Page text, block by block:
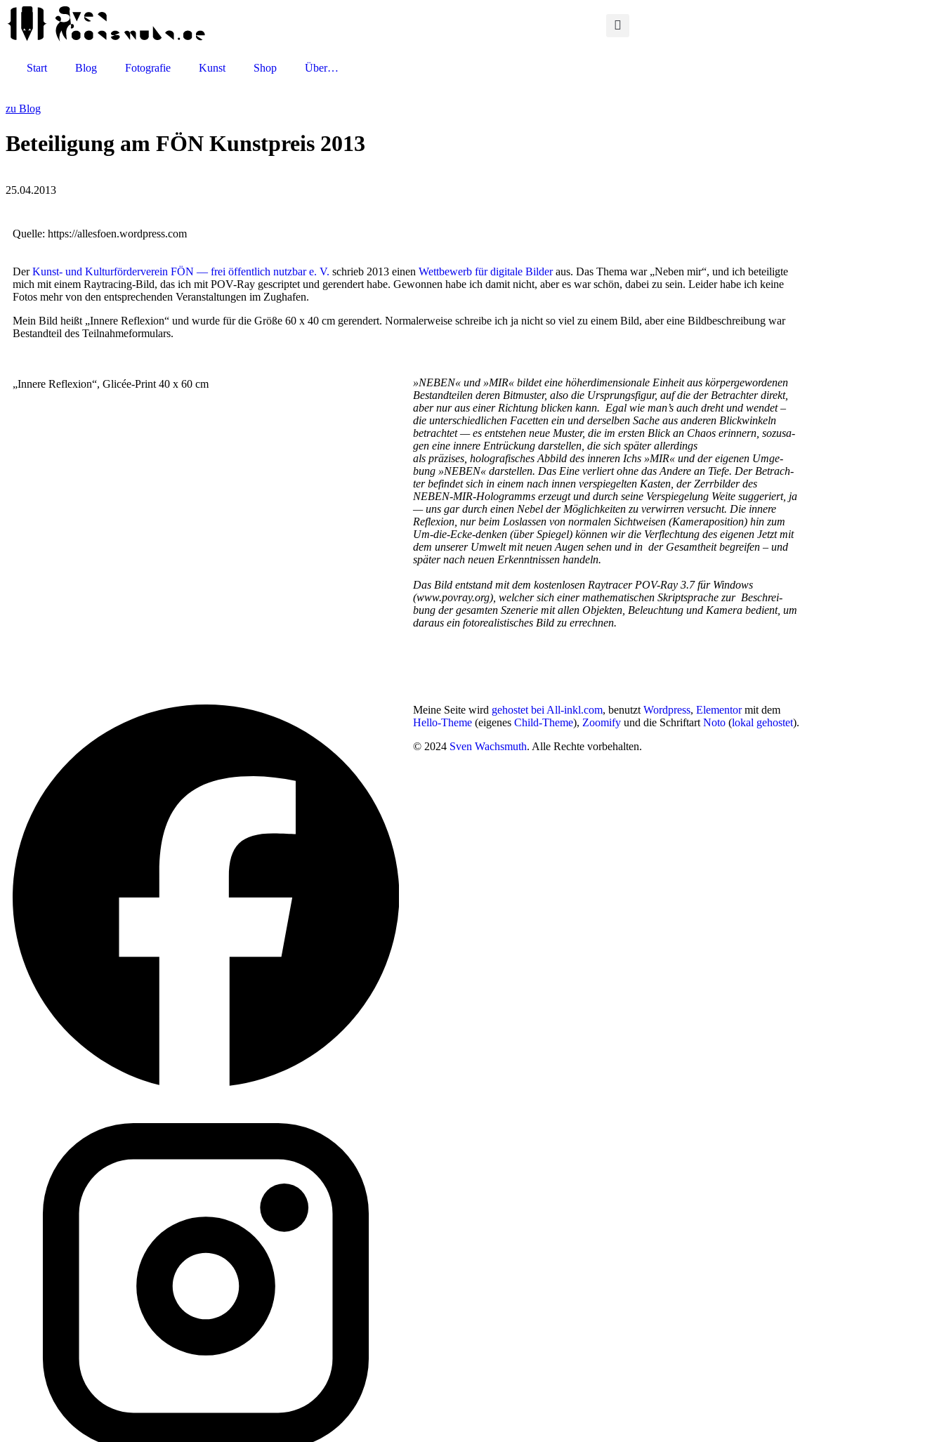
Start Blog Fotografie Kunst Shop Über…
zu Blog
Beteiligung am FÖN Kunstpreis 2013
25.04.2013
Quel­le: https://allesfoen.wordpress.com
DerKunst- und Kul­tur­för­der­ver­ein FÖN — frei öffent­lich nutz­bar e. V. schrieb 2013 einen Wett­be­werb für digi­ta­le Bil­deraus. Das The­ma war „Neben mir“, und ich betei­lig­te
mich mit einem Raytracing-Bild, das ich mit POV-Ray gescrip­tet und ger­en­dert habe. Gewon­nen habe ich damit nicht, aber es war schön, dabei zu sein. Lei­der habe ich kei­ne
Fotos mehr von den ent­spre­chen­den Ver­an­stal­tun­gen im Zughafen.
Mein Bild heißt „Inne­re Refle­xi­on“ und wur­de für die Grö­ße 60 x 40 cm ger­en­dert. Nor­ma­ler­wei­se schrei­be ich ja nicht so viel zu einem Bild, aber eine Bild­be­schrei­bung war
Bestand­teil des Teilnahmeformulars.
„Inne­re Refle­xi­on“, Glicée-Print 40 x 60 cm »NEBEN« und »MIR« bil­det eine höher­di­men­sio­na­le Ein­heit aus kör­per­ge­wor­de­nen
Bestand­tei­len deren Bit­mus­ter, also die Ursprungs­fi­gur, auf die der Betrach­ter direkt,
aber nur aus einer Rich­tung bli­cken kann. Egal wie man’s auch dreht und wen­det –
die unter­schied­li­chen Facet­ten ein und der­sel­ben Sache aus ande­ren Blick­win­keln
betrach­tet — es ent­ste­hen neue Mus­ter, die im ers­ten Blick an Cha­os erin­nern, sozu­sa­
gen eine inne­re Ent­rü­ckung dar­stel­len, die sich spä­ter aller­dings
als prä­zi­ses, holo­gra­fi­sches Abbild des inne­ren Ichs »MIR« und der eige­nen Umge­
bung »NEBEN« dar­stel­len. Das Eine ver­liert ohne das Ande­re an Tie­fe. Der Betrach­
ter befin­det sich in einem nach innen ver­spie­gel­ten Kas­ten, der Zerr­bil­der des
NEBEN-MIR-Hologramms erzeugt und durch sei­ne Ver­spie­ge­lung Wei­te sug­ge­riert, ja
— uns gar durch einen Nebel der Mög­lich­kei­ten zu ver­wir­ren ver­sucht. Die inne­re
Refle­xi­on, nur beim Los­las­sen von nor­ma­len Sicht­wei­sen (Kame­ra­po­si­ti­on) hin zum
Um-die-Ecke-denken (über Spie­gel) kön­nen wir die Ver­flech­tung des eige­nen Jetzt mit
dem unse­rer Umwelt mit neu­en Augen sehen und in der Gesamt­heit begrei­fen – und
spä­ter nach neu­en Erkennt­nis­sen han­deln.
Das Bild ent­stand mit dem kos­ten­lo­sen Ray­tra­cer POV-Ray 3.7 für Win­dows
(www.povray.org), wel­cher sich einer mathe­ma­ti­schen Skript­spra­che zur Beschrei­
bung der gesam­ten Sze­ne­rie mit allen Objek­ten, Beleuch­tung und Kame­ra bedient, um
dar­aus ein foto­rea­lis­ti­sches Bild zu errechnen.
Meine Seite wird gehostet bei All-inkl.com, benutzt Wordpress, Elementormit dem
Hello-Theme (eigenes Child-Theme), Zoomify und die Schriftart Noto (lokal gehostet).
© 2024 Sven Wachsmuth. Alle Rechte vorbehalten.